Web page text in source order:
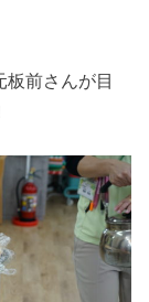
前さんが目